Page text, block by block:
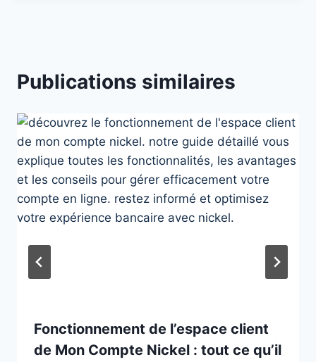
Publications similaires
Fonctionnement de l’espace client
de Mon Compte Nickel : tout ce qu’il